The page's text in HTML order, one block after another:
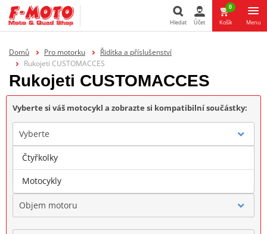
Hledat Účet
0
Košík Menu
Domů Pro motorku
Řidítka a příslušenství
Rukojeti CUSTOMACCES
Rukojeti CUSTOMACCES
Vyberte si váš motocykl a zobrazte si kompatibilní součástky:
Vyberte
Značka
Objem motoru
Čtyřkolky
Motocykly